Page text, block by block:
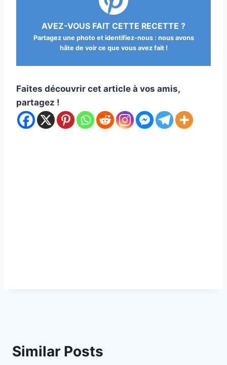
AVEZ-VOUS FAIT CETTE RECETTE ?
Partagez une photo et identifiez-nous : nous avons
hâte de voir ce que vous avez fait !
Faites découvrir cet article à vos amis,
partagez !
Similar Posts